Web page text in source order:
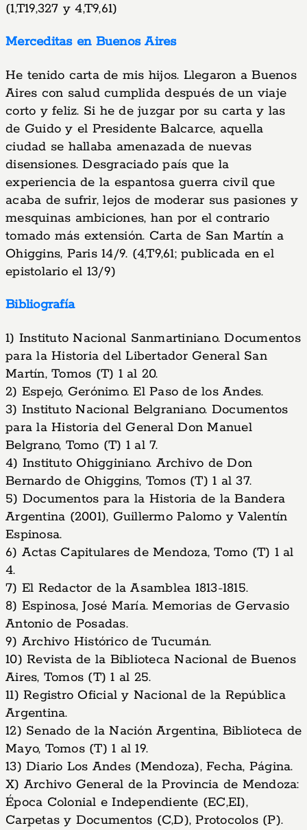
(1,T19,327 y 4,T9,61)
Merceditas en Buenos Aires
He tenido carta de mis hijos. Llegaron a Buenos
Aires con salud cumplida después de un viaje
corto y feliz. Si he de juzgar por su carta y las
de Guido y el Presidente Balcarce, aquella
ciudad se hallaba amenazada de nuevas
disensiones. Desgraciado país que la
experiencia de la espantosa guerra civil que
acaba de sufrir, lejos de moderar sus pasiones y
mesquinas ambiciones, han por el contrario
tomado más extensión. Carta de San Martín a
Ohiggins, Paris 14/9. (4,T9,61; publicada en el
epistolario el 13/9)
Bibliografía
1) Instituto Nacional Sanmartiniano. Documentos
para la Historia del Libertador General San
Martín, Tomos (T) 1 al 20.
2) Espejo, Gerónimo. El Paso de los Andes.
3) Instituto Nacional Belgraniano. Documentos
para la Historia del General Don Manuel
Belgrano, Tomo (T) 1 al 7.
4) Instituto Ohigginiano. Archivo de Don
Bernardo de Ohiggins, Tomos (T) 1 al 37.
5) Documentos para la Historia de la Bandera
Argentina (2001), Guillermo Palomo y Valentín
Espinosa.
6) Actas Capitulares de Mendoza, Tomo (T) 1 al
4.
7) El Redactor de la Asamblea 1813-1815.
8) Espinosa, José María. Memorias de Gervasio
Antonio de Posadas.
9) Archivo Histórico de Tucumán.
10) Revista de la Biblioteca Nacional de Buenos
Aires, Tomos (T) 1 al 25.
11) Registro Oficial y Nacional de la República
Argentina.
12) Senado de la Nación Argentina, Biblioteca de
Mayo, Tomos (T) 1 al 19.
13) Diario Los Andes (Mendoza), Fecha, Página.
X) Archivo General de la Provincia de Mendoza:
Época Colonial e Independiente (EC,EI),
Carpetas y Documentos (C,D), Protocolos (P).